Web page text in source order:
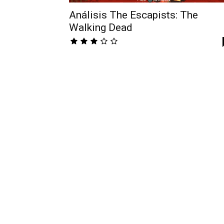
Análisis The Escapists: The
Walking Dead